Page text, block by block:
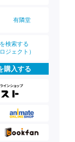
有隣堂
検索する
ジェクト）
購入する